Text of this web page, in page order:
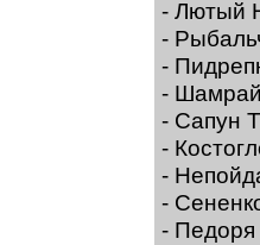
- Лютый
-
-
-
- Сапун
-
-
-
- Педоря